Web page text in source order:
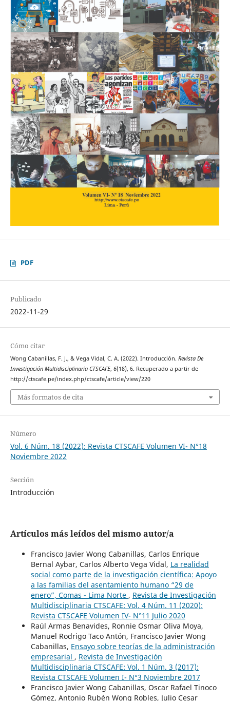
PDF
Publicado
2022-11-29
Cómo citar
Wong Cabanillas, F. J., & Vega Vidal, C. A. (2022). Introducción. Revista De
Investigación Multidisciplinaria CTSCAFE, 6(18), 6. Recuperado a partir de
http://ctscafe.pe/index.php/ctscafe/article/view/220
Más formatos de cita
Número
Vol. 6 Núm. 18 (2022): Revista CTSCAFE Volumen VI- N°18
Noviembre 2022
Sección
Introducción
Artículos más leídos del mismo autor/a
Francisco Javier Wong Cabanillas, Carlos Enrique
Bernal Aybar, Carlos Alberto Vega Vidal, La realidad
social como parte de la investigación científica: Apoyo
a las familias del asentamiento humano “29 de
enero”, Comas - Lima Norte , Revista de Investigación
Multidisciplinaria CTSCAFE: Vol. 4 Núm. 11 (2020):
Revista CTSCAFE Volumen IV- N°11 Julio 2020
Raúl Armas Benavides, Ronnie Osmar Oliva Moya,
Manuel Rodrigo Taco Antón, Francisco Javier Wong
Cabanillas, Ensayo sobre teorías de la administración
empresarial , Revista de Investigación
Multidisciplinaria CTSCAFE: Vol. 1 Núm. 3 (2017):
Revista CTSCAFE Volumen I- N°3 Noviembre 2017
Francisco Javier Wong Cabanillas, Oscar Rafael Tinoco
Gómez, Antonio Rubén Wong Robles, Julio Cesar